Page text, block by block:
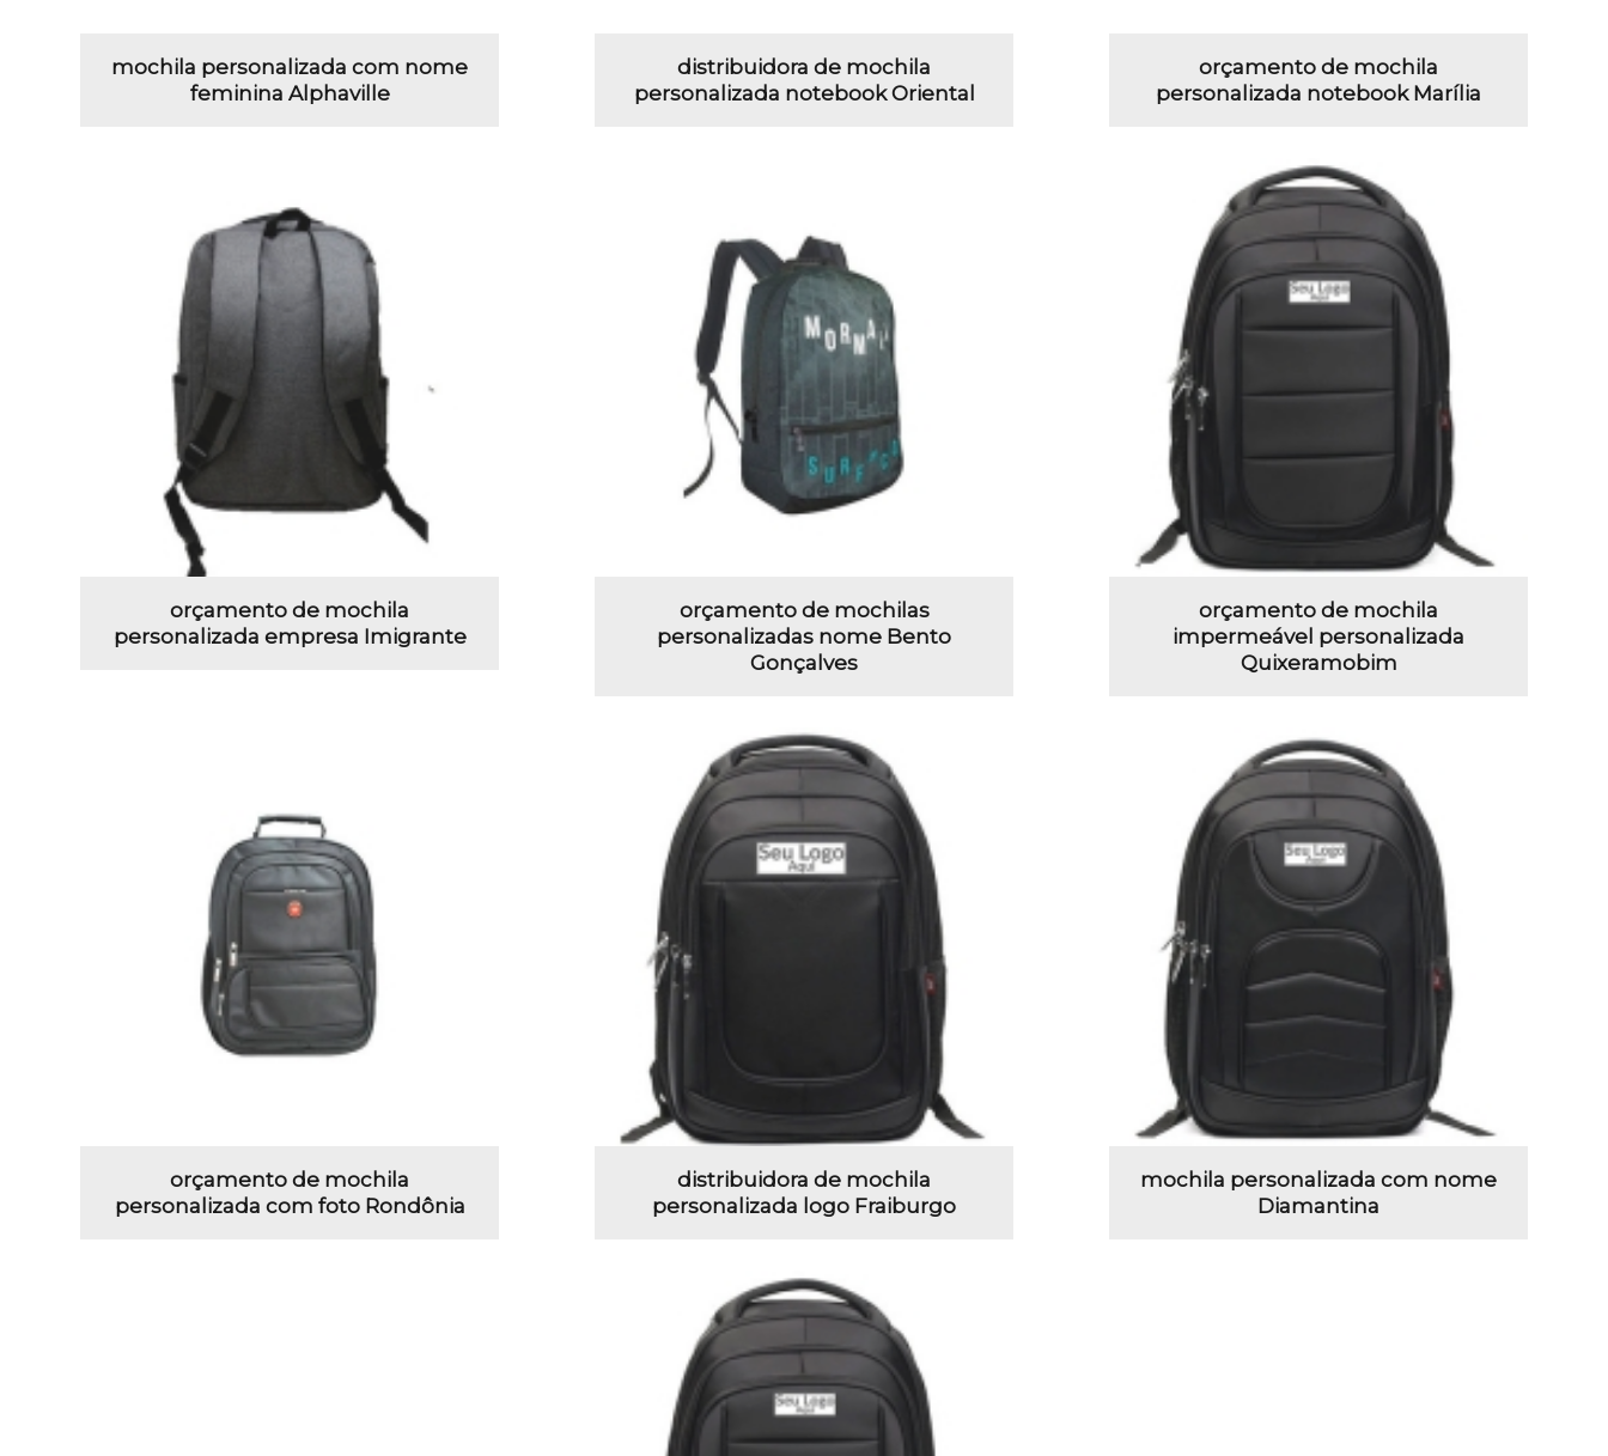
mochila personalizada com nome
feminina Alphaville
distribuidora de mochila
personalizada notebook Oriental
orçamento de mochila
personalizada notebook Marília
orçamento de mochila
personalizada empresa Imigrante
orçamento de mochilas
personalizadas nome Bento
Gonçalves
orçamento de mochila
impermeável personalizada
Quixeramobim
orçamento de mochila
personalizada com foto Rondônia
distribuidora de mochila
personalizada logo Fraiburgo
mochila personalizada com nome
Diamantina